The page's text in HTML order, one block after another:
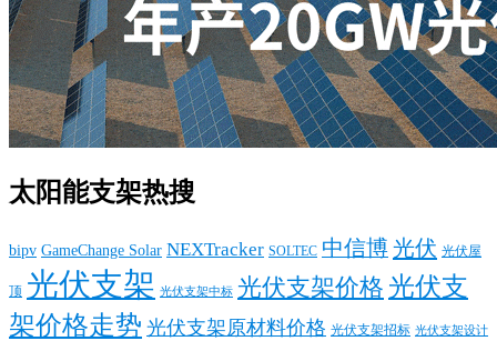
太阳能支架热搜
bipv GameChange Solar NEXTracker SOLTEC 中信博光伏 光伏屋
顶 光伏支架 光伏支架中标 光伏支架价格 光伏支
架价格走势 光伏支架原材料价格 光伏支架招标 光伏支架设计